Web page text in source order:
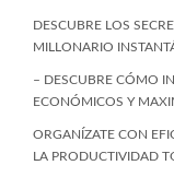
DESCUBRE LOS
MILLONARIO
– DESCUBRE CÓMO
ECONÓMICOS Y
ORGANÍZATE CON
LA PRODUCTIVIDAD